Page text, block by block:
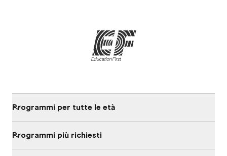
Programmi per tutte le età
Programmi più richiesti